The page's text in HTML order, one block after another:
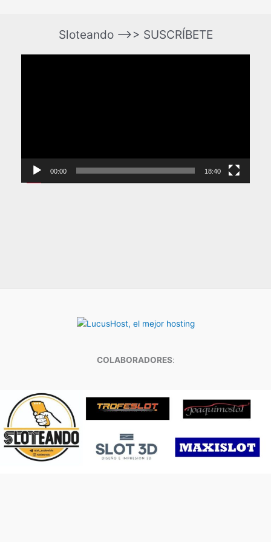
Sloteando –>> SUSCRÍBETE
00:00 18:40
COLABORADORES: